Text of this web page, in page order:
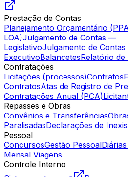
Prestação de Contas
Planejamento Orçamentário
LOA)Julgamento de Contas —
LegislativoJulgamento de
ExecutivoBalancetesRelatório de
Contratações
Licitações (processos)Contratos
ContratosAtas de Registro de
Contratações Anual (PCA)
Repasses e Obras
Convênios e Transferências
ParalisadasDeclarações de
Pessoal
ConcursosGestão Pessoal
Mensal Viagens
Controle Interno